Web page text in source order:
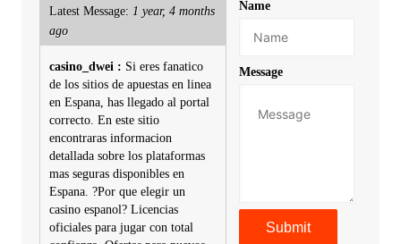
Latest Message: 1 year, 4 months
ago
casino_dwei : Si eres fanatico
de los sitios de apuestas en linea
en Espana, has llegado al portal
correcto. En este sitio
encontraras informacion
detallada sobre los plataformas
mas seguras disponibles en
Espana. ?Por que elegir un
casino espanol? Licencias
oficiales para jugar con total
Name
Message